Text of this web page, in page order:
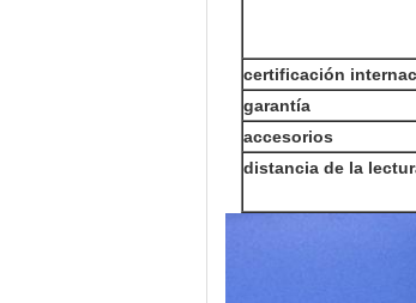
certificación
garantía
accesorios
distancia de la